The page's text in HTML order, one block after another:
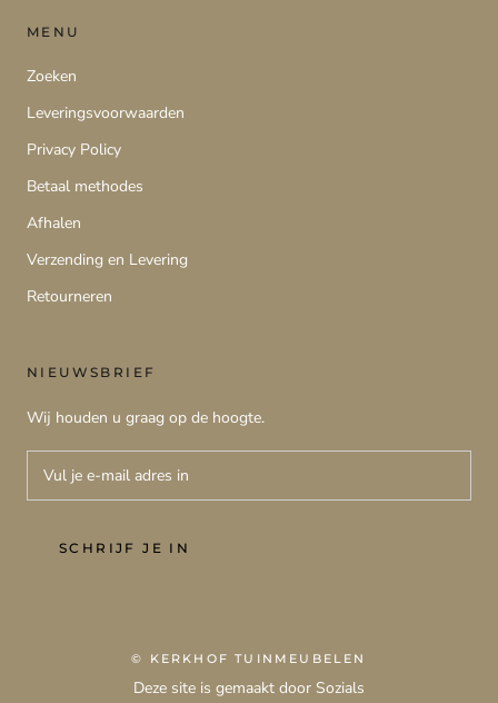
MENU
Zoeken
Leveringsvoorwaarden
Privacy Policy
Betaal methodes
Afhalen
Verzending en Levering
Retourneren
NIEUWSBRIEF
Wij houden u graag op de hoogte.
SCHRIJF JE IN
© KERKHOF TUINMEUBELEN
Deze site is gemaakt door Sozials